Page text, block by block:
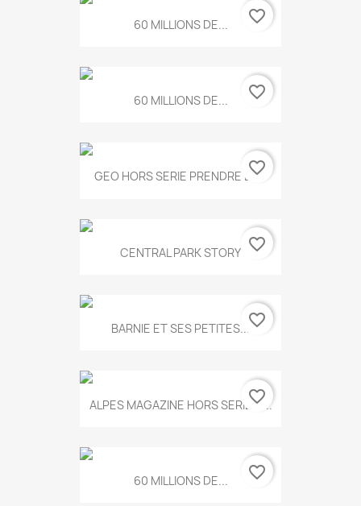
60 MILLIONS DE... favorite_border
60 MILLIONS DE... favorite_border
GEO HORS SERIE PRENDRE LE...
favorite_border
CENTRAL PARK STORY favorite_border
BARNIE ET SES PETITES...favorite_border
ALPES MAGAZINE HORS SERIE N...
favorite_border
60 MILLIONS DE... favorite_border